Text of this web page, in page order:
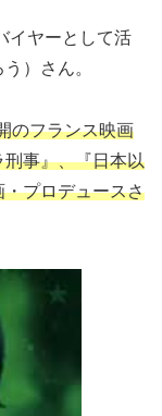
イヤーとして活
）さん。
のフランス映画
事』、『日本以
プロデュースさ